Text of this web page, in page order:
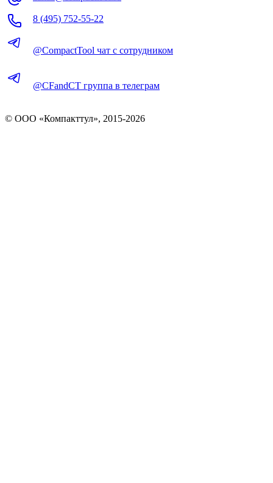
8 (495) 752-55-22
@CompactTool чат с сотрудником
@CFandCT группа в телеграм
© OOO «Компакттул», 2015-2026